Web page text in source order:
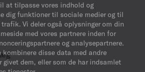
at tilpasse vores indhold og
dig funktioner til sociale medier og til
Vi deler også oplysninger om din
med vores partnere inden for
og analysepartnere.
kombinere disse data med andre
givet dem, eller som de har indsamlet